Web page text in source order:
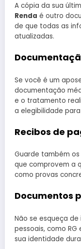
A cópia da sua
Renda é outro
de que todas as
atualizadas.
Se você é um
documentação
e o tratamento
a elegibilidade
Recibos de
Guarde também
que comprovem a
como provas
Documentos
Não se esqueça
pessoais, como RG
sua identidade